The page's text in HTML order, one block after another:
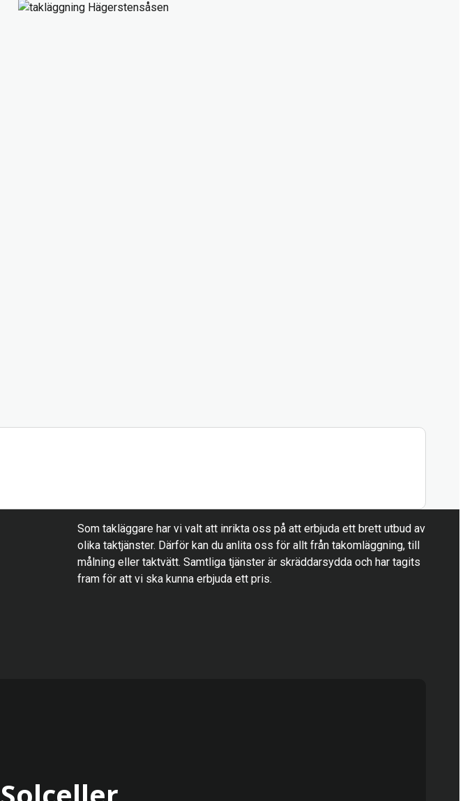
Som takläggare har vi valt att inrikta oss på att erbjuda ett brett utbud av
olika taktjänster. Därför kan du anlita oss för allt från takomläggning, till
målning eller taktvätt. Samtliga tjänster är skräddarsydda och har tagits
fram för att vi ska kunna erbjuda ett pris.